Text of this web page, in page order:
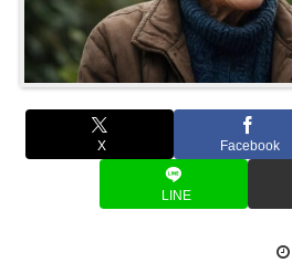
X Facebook
LINE